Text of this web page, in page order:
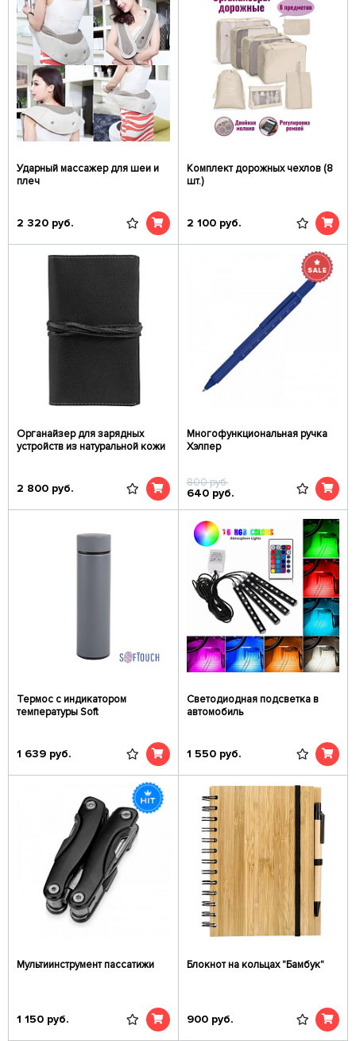
Ударный массажер для шеи и
плеч
2 320 руб.
Комплект дорожных чехлов (8
шт.)
2 100 руб.
Органайзер для зарядных
устройств из натуральной кожи
2 800 руб.
Многофункциональная ручка
Хэлпер
800руб.
640 руб.
Термос с индикатором
температуры Soft
1 639 руб.
Светодиодная подсветка в
автомобиль
1 550 руб.
Мультиинструмент пассатижи
1 150 руб.
Блокнот на кольцах "Бамбук"
900 руб.